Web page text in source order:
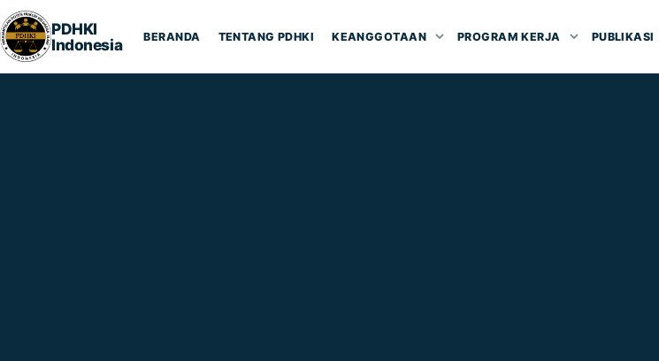
Lompat ke konten
PDHKI
Indonesia
BERANDA TENTANG PDHKI KEANGGOTAAN PROGRAM KERJA PUBLIKASI